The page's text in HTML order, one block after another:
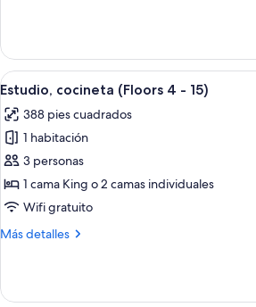
16
26)
Premium,
habitaciones,
(Floors
16
26)
Abrir
todas
las
fotos
de
Estudio,
cocineta
4
Una
6
Estudio, cocineta (Floors 4 - 15)
388 pies cuadrados
1 habitación
3 personas
1 cama King o 2 camas individuales
Wifi gratuito
Más detalles
Más
cocineta